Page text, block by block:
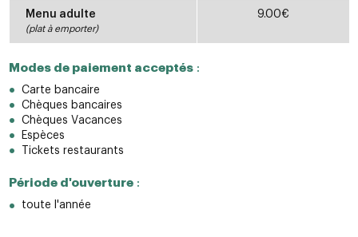
Menu adulte
(plat à emporter)
9.00€
Modes de paiement acceptés:
Carte bancaire
Chèques bancaires
Chèques Vacances
Espèces
Tickets restaurants
Période d'ouverture:
toute l'année